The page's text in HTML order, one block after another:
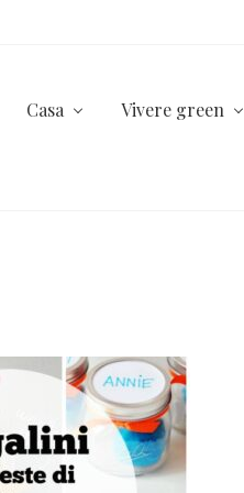
Casa Vivere green